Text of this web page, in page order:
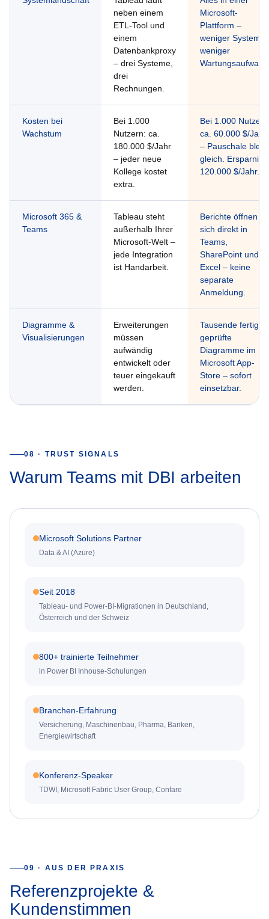
neben einem
ETL-Tool und
einem
Datenbankproxy
– drei Systeme,
drei
Rechnungen.
Microsoft-
Plattform –
weniger Systeme,
weniger
Kosten bei
Wachstum
Bei 1.000
Nutzern: ca.
180.000 $/Jahr
– jeder neue
Kollege kostet
extra.
Bei 1.000
ca. 60.000 $/Jahr
– Pauschale bleibt
gleich. Ersparnis:
120.000 $/Jahr.
Microsoft 365 &
Teams
Tableau steht
außerhalb Ihrer
Microsoft-Welt –
jede Integration
ist Handarbeit.
Berichte öffnen
sich direkt in
Teams,
SharePoint und
Excel – keine
separate
Anmeldung.
Diagramme &
Visualisierungen
Erweiterungen
müssen
aufwändig
entwickelt oder
teuer eingekauft
werden.
Tausende fertige,
geprüfte
Diagramme im
Microsoft App-
Store – sofort
einsetzbar.
08 · TRUST SIGNALS
Warum Teams mit DBI arbeiten
Microsoft Solutions Partner
Data & AI (Azure)
Seit 2018
Tableau- und Power-BI-Migrationen in Deutschland,
Österreich und der Schweiz
800+ trainierte Teilnehmer
in Power BI Inhouse-Schulungen
Branchen-Erfahrung
Versicherung, Maschinenbau, Pharma, Banken,
Energiewirtschaft
Konferenz-Speaker
TDWI, Microsoft Fabric User Group, Confare
09 · AUS DER PRAXIS
Referenzprojekte &
Kundenstimmen